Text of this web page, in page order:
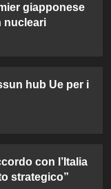
giapponese
nucleari
hub Ue per i
con l’Italia
strategico”